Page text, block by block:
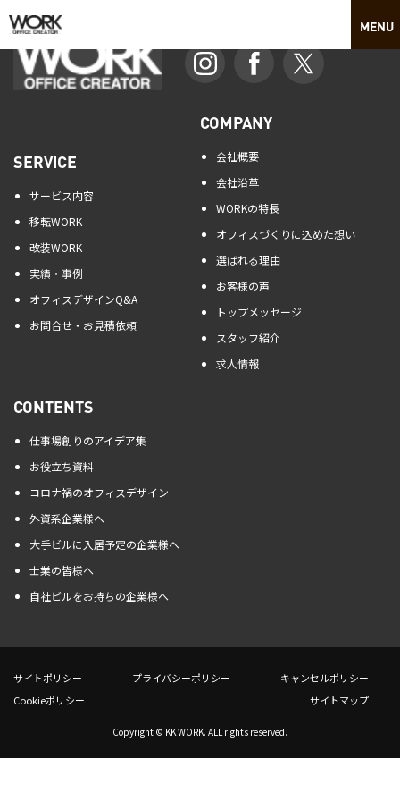
SERVICE
サービス内容
移転WORK
改装WORK
実績・事例
オフィスデザインQ&A
お問合せ・お見積依頼
COMPANY
会社概要
会社沿革
WORKの特長
オフィスづくりに込めた想い
選ばれる理由
お客様の声
トップメッセージ
スタッフ紹介
求人情報
CONTENTS
仕事場創りのアイデア集
お役立ち資料
コロナ禍のオフィスデザイン
外資系企業様へ
大手ビルに入居予定の企業様へ
士業の皆様へ
自社ビルをお持ちの企業様へ
サイトポリシー プライバシーポリシー
キャンセルポリシー
Cookieポリシー
サイトマップ
Copyright © KK WORK. ALL rights reserved.